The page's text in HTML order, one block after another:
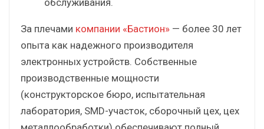
обслуживания.
За плечами компании «Бастион» — более 30 лет
опыта как надежного производителя
электронных устройств. Собственные
производственные мощности
(конструкторское бюро, испытательная
лаборатория, SMD-участок, сборочный цех, цех